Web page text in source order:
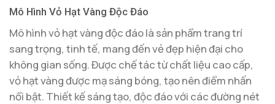
Mô Hình Vỏ Hạt Vàng Độc Đáo
Mô hình vỏ hạt vàng độc đáo là sản phẩm trang trí
sang trọng, tinh tế, mang đến vẻ đẹp hiện đại cho
không gian sống. Được chế tác từ chất liệu cao cấp,
vỏ hạt vàng được mạ sáng bóng, tạo nên điểm nhấn
nổi bật. Thiết kế sáng tạo, độc đáo với các đường nét